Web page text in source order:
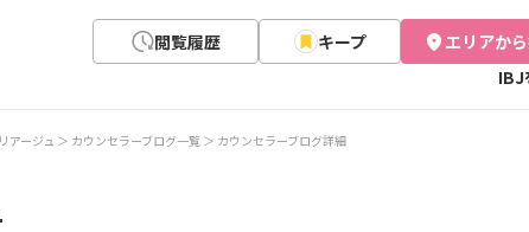
閲覧履歴 キープ エリアか
IBJ
アージュ カウンセラーブログ一覧 カウンセラーブログ詳細